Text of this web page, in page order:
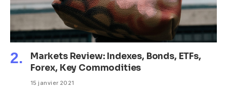
Markets Review: Indexes, Bonds, ETFs,
Forex, Key Commodities
15 janvier 2021